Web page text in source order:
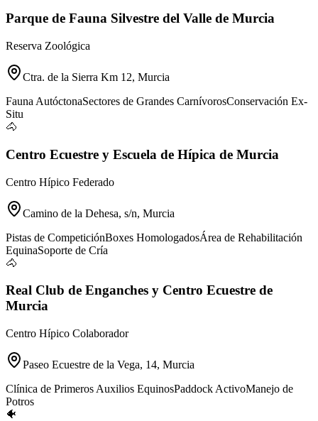
Parque de Fauna Silvestre del Valle de Murcia
Reserva Zoológica
Ctra. de la Sierra Km 12, Murcia
Fauna AutóctonaSectores de Grandes CarnívorosConservación Ex-
Situ
🐴
Centro Ecuestre y Escuela de Hípica de Murcia
Centro Hípico Federado
Camino de la Dehesa, s/n, Murcia
Pistas de CompeticiónBoxes HomologadosÁrea de Rehabilitación
EquinaSoporte de Cría
🐴
Real Club de Enganches y Centro Ecuestre de
Murcia
Centro Hípico Colaborador
Paseo Ecuestre de la Vega, 14, Murcia
Clínica de Primeros Auxilios EquinosPaddock ActivoManejo de
Potros
🐠